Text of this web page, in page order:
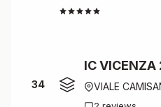
34
IC VICENZA
VIALE